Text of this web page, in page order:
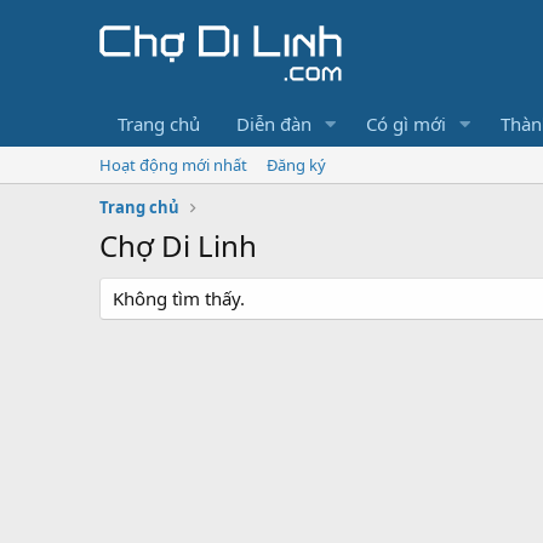
Trang chủ Diễn đàn Có gì mới
Hoạt động mới nhất
Đăng ký
Trang chủ
Chợ Di Linh
Không tìm thấy.